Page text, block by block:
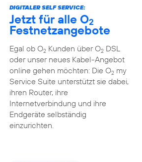
DIGITALER SELF SERVICE:
Jetzt für alle O2
Festnetzangebote
Egal ob O2Kunden über O2DSL
oder unser neues Kabel-Angebot
online gehen möchten: Die O2my
Service Suite unterstützt sie dabei,
ihren Router, ihre
Internetverbindung und ihre
Endgeräte selbständig
einzurichten.